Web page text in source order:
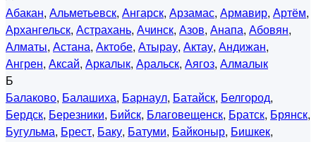
Абакан, Альметьевск, Ангарск, Арзамас, Армавир, Артём,
Архангельск, Астрахань, Ачинск, Азов, Анапа, Абовян,
Алматы, Астана, Актобе, Атырау, Актау, Андижан,
Ангрен, Аксай, Аркалык, Аральск, Аягоз, Алмалык
Б
Балаково, Балашиха, Барнаул, Батайск, Белгород,
Бердск, Березники, Бийск, Благовещенск, Братск, Брянск,
Бугульма, Брест, Баку, Батуми, Байконыр, Бишкек,